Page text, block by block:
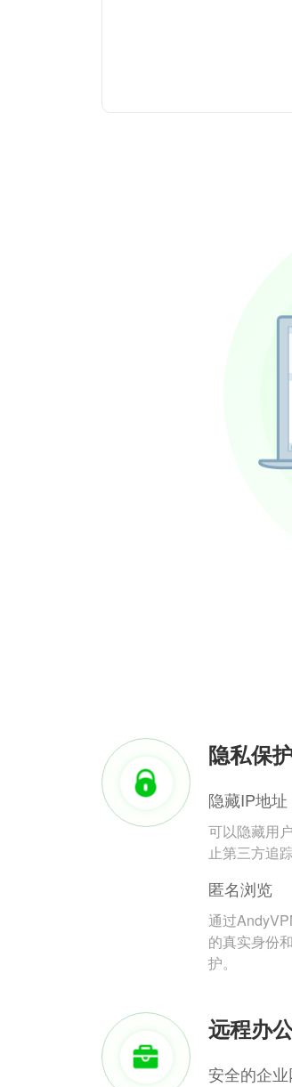
隐私保
隐藏IP地址
可以隐藏用
止第三方追
匿名浏览
通过
的真实身份
护。
远程办
安全的企